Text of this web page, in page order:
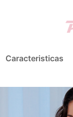
Caracteristicas